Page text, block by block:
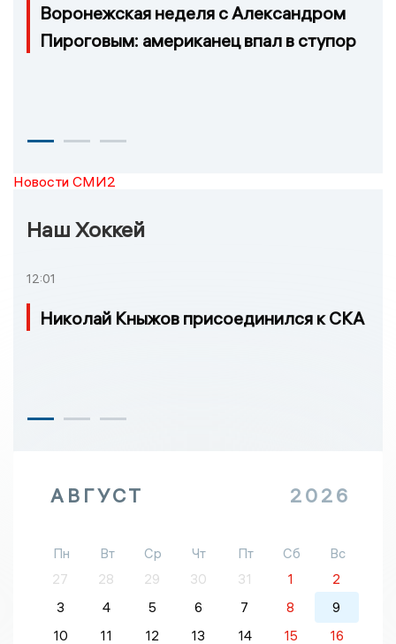
Воронежская неделя с Александром
Пироговым: американец впал в ступор
Новости СМИ2
Наш Хоккей
12:01
Николай Кныжов присоединился к СКА
АВГУСТ 2026
Пн Вт Ср Чт Пт Сб
Вс
27
28 29 30 31 1
2
3
4 5 6 7 8
9
10
11 12 13 14 15 16